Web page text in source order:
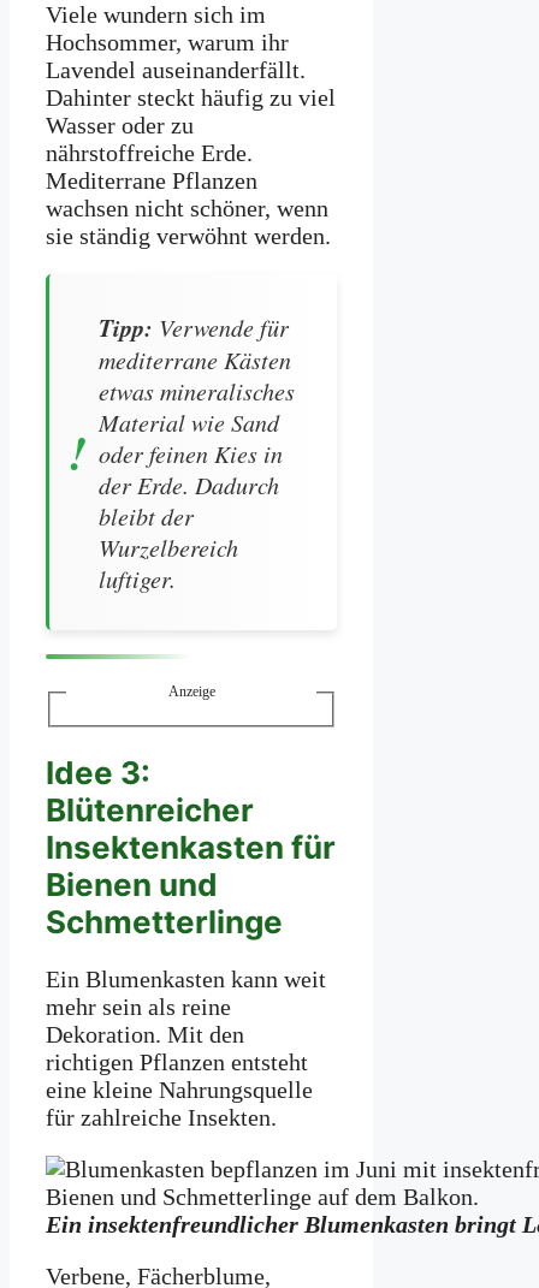
Viele wundern sich im
Hochsommer, warum ihr
Lavendel auseinanderfällt.
Dahinter steckt häufig zu viel
Wasser oder zu
nährstoffreiche Erde.
Mediterrane Pflanzen
wachsen nicht schöner, wenn
sie ständig verwöhnt werden.
Tipp: Verwende für
mediterrane Kästen
etwas mineralisches
Material wie Sand
oder feinen Kies in
der Erde. Dadurch
bleibt der
Wurzelbereich
luftiger.
Anzeige
Idee 3:
Blütenreicher
Insektenkasten für
Bienen und
Schmetterlinge
Ein Blumenkasten kann weit
mehr sein als reine
Dekoration. Mit den
richtigen Pflanzen entsteht
eine kleine Nahrungsquelle
für zahlreiche Insekten.
Ein insektenfreundlicher Blumenkasten bringt
Verbene, Fächerblume,